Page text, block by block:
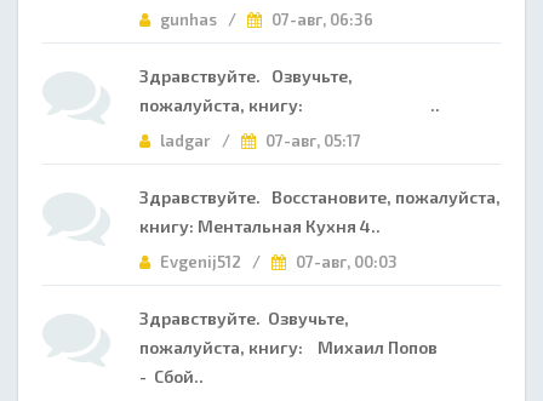
gunhas / 07-авг, 06:36
Здравствуйте. Озвучьте,
пожалуйста, книгу: ..
ladgar / 07-авг, 05:17
Здравствуйте. Восстановите, пожалуйста,
книгу: Ментальная Кухня 4..
Evgenij512 / 07-авг, 00:03
Здравствуйте. Озвучьте,
пожалуйста, книгу: Михаил Попов
- Сбой..